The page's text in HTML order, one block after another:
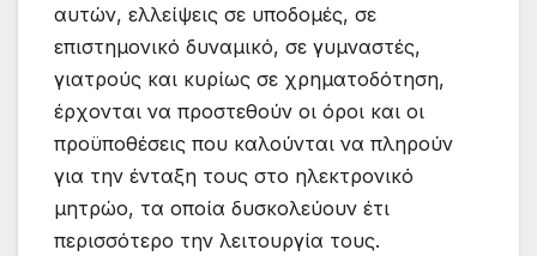
αυτών, ελλείψεις σε υποδομές, σε
επιστημονικό δυναμικό, σε γυμναστές,
γιατρούς και κυρίως σε χρηματοδότηση,
έρχονται να προστεθούν οι όροι και οι
προϋποθέσεις που καλούνται να πληρούν
για την ένταξη τους στο ηλεκτρονικό
μητρώο, τα οποία δυσκολεύουν έτι
περισσότερο την λειτουργία τους.